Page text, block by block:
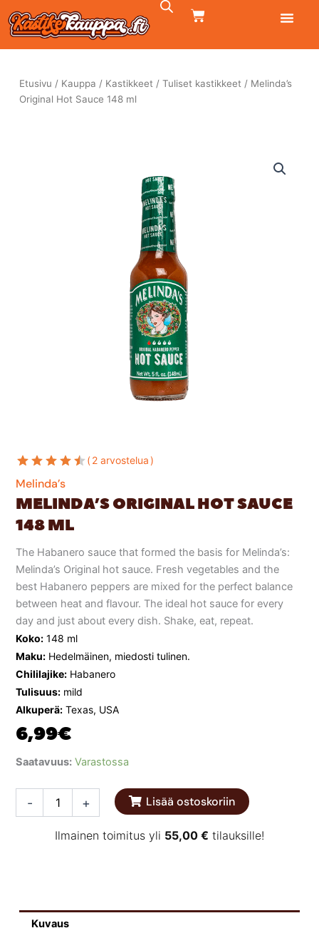
Siirry
sisältöön
CART
Etusivu / Kauppa / Kastikkeet/ Tuliset kastikkeet/ Melinda’s
Original Hot Sauce 148 ml
2 arvostelua
Melinda’s
MELINDA’S ORIGINAL HOT SAUCE
148 ML
The Habanero sauce that formed the basis for Melinda’s:
Melinda’s Original hot sauce. Fresh vegetables and the
best Habanero peppers are mixed for the perfect balance
between heat and flavour. The ideal hot sauce for every
day and just about every dish. Shake, eat, repeat.
Koko: 148 ml
Maku: Hedelmäinen, miedosti tulinen.
Chililajike: Habanero
Tulisuus: mild
Alkuperä: Texas, USA
6,99€
Saatavuus: Varastossa
-
Melinda’s
Hot
Sauce
148
+ Lisää ostoskoriin
Ilmainen toimitus yli 55,00 € tilauksille!
Kuvaus